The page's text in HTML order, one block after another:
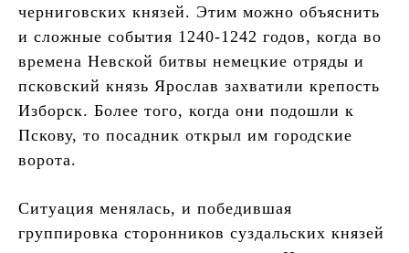
черниговских князей. Этим можно объяснить
и сложные события 1240-1242 годов, когда во
времена Невской битвы немецкие отряды и
псковский князь Ярослав захватили крепость
Изборск. Более того, когда они подошли к
Пскову, то посадник открыл им городские
ворота.
Ситуация менялась, и победившая
группировка сторонников суздальских князей